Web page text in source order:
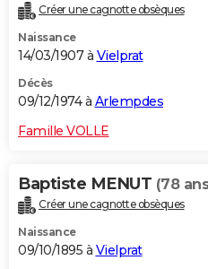
Créer une cagnotte obsèques
Naissance
14/03/1907 à Vielprat
Décès
09/12/1974 à Arlempdes
Famille VOLLE
Baptiste MENUT (78
Créer une cagnotte obsèques
Naissance
09/10/1895 à Vielprat